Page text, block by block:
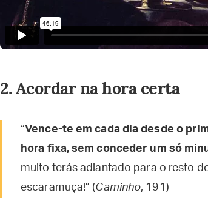
2. Acordar na hora certa
“Vence-te em cada dia desde o
hora fixa, sem conceder um só
muito terás adiantado para o resto
escaramuça!” (Caminho, 191)